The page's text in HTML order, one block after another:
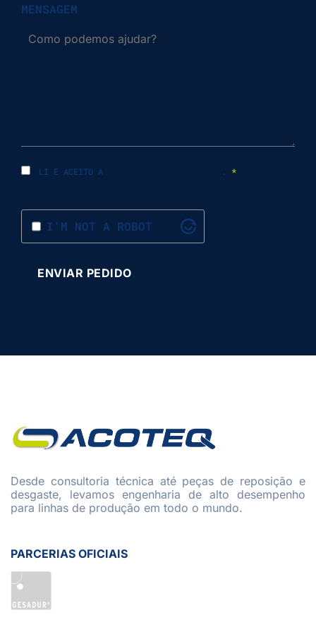
MENSAGEM
LI E ACEITO A . *
I'M NOT A ROBOT
Desde consultoria técnica até peças de reposição e
desgaste, levamos engenharia de alto desempenho
para linhas de produção em todo o mundo.
PARCERIAS OFICIAIS